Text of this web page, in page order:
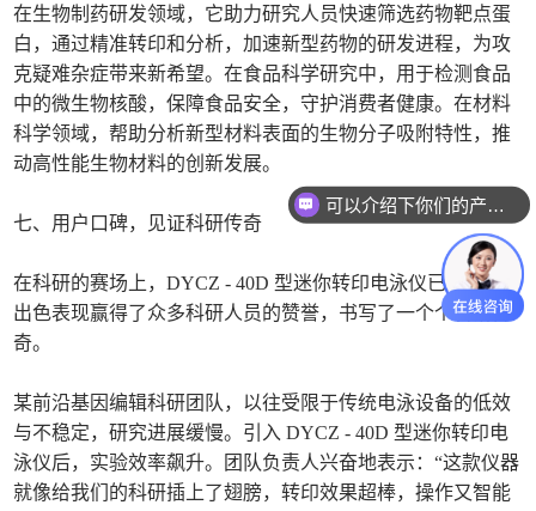
在生物制药研发领域，它助力研究人员快速筛选药物靶点蛋
白，通过精准转印和分析，加速新型药物的研发进程，为攻
克疑难杂症带来新希望。在食品科学研究中，用于检测食品
中的微生物核酸，保障食品安全，守护消费者健康。在材料
科学领域，帮助分析新型材料表面的生物分子吸附特性，推
动高性能生物材料的创新发展。
七、用户口碑，见证科研传奇
在科研的赛场上，DYCZ - 40D 型迷你转印电泳仪已经凭借
出色表现赢得了众多科研人员的赞誉，书写了一个个科研传
奇。
某前沿基因编辑科研团队，以往受限于传统电泳设备的低效
与不稳定，研究进展缓慢。引入 DYCZ - 40D 型迷你转印电
泳仪后，实验效率飙升。团队负责人兴奋地表示：“这款仪器
就像给我们的科研插上了翅膀，转印效果超棒，操作又智能